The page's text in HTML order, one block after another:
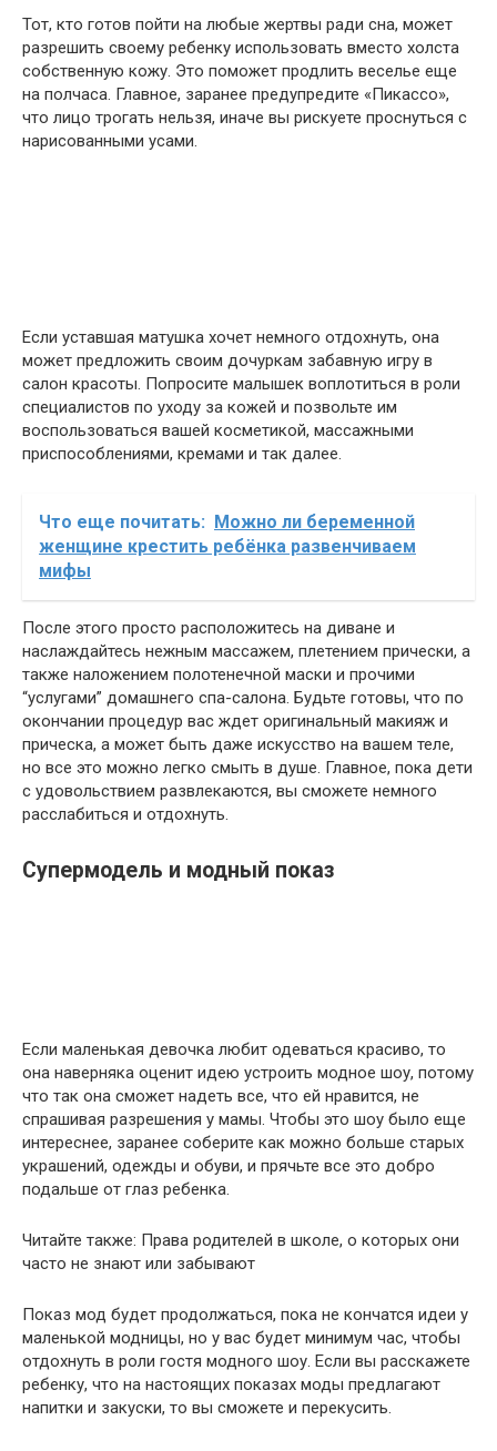
Тот, кто готов пойти на любые жертвы ради сна, может
разрешить своему ребенку использовать вместо холста
собственную кожу. Это поможет продлить веселье еще
на полчаса. Главное, заранее предупредите «Пикассо»,
что лицо трогать нельзя, иначе вы рискуете проснуться с
нарисованными усами.
Если уставшая матушка хочет немного отдохнуть, она
может предложить своим дочуркам забавную игру в
салон красоты. Попросите малышек воплотиться в роли
специалистов по уходу за кожей и позвольте им
воспользоваться вашей косметикой, массажными
приспособлениями, кремами и так далее.
Что еще почитать: Можно ли беременной
женщине крестить ребёнка развенчиваем
мифы
После этого просто расположитесь на диване и
наслаждайтесь нежным массажем, плетением прически, а
также наложением полотенечной маски и прочими
“услугами” домашнего спа-салона. Будьте готовы, что по
окончании процедур вас ждет оригинальный макияж и
прическа, а может быть даже искусство на вашем теле,
но все это можно легко смыть в душе. Главное, пока дети
с удовольствием развлекаются, вы сможете немного
расслабиться и отдохнуть.
Супермодель и модный показ
Если маленькая девочка любит одеваться красиво, то
она наверняка оценит идею устроить модное шоу, потому
что так она сможет надеть все, что ей нравится, не
спрашивая разрешения у мамы. Чтобы это шоу было еще
интереснее, заранее соберите как можно больше старых
украшений, одежды и обуви, и прячьте все это добро
подальше от глаз ребенка.
Читайте также: Права родителей в школе, о которых они
часто не знают или забывают
Показ мод будет продолжаться, пока не кончатся идеи у
маленькой модницы, но у вас будет минимум час, чтобы
отдохнуть в роли гостя модного шоу. Если вы расскажете
ребенку, что на настоящих показах моды предлагают
напитки и закуски, то вы сможете и перекусить.